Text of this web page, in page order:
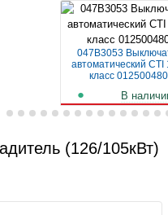
047B3053
автоматический CTI
класс
В
1 129 руб.
(126/105кВт)